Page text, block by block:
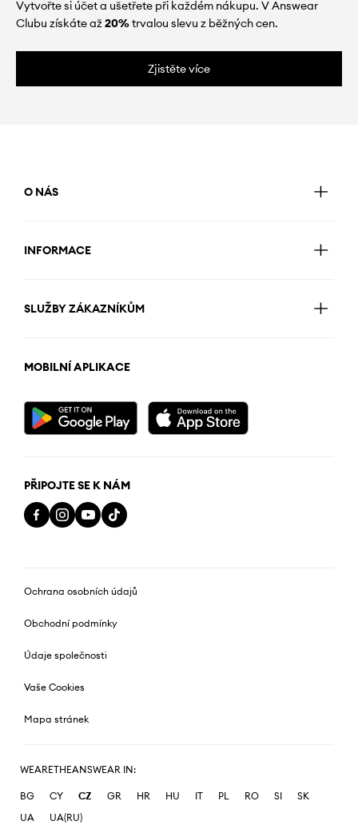
Vytvořte si účet a ušetřete při každém nákupu. V Answear
Clubu získáte až20%trvalou slevu z běžných cen.
Zjistěte více
O NÁS
INFORMACE
SLUŽBY ZÁKAZNÍKŮM
MOBILNÍ APLIKACE
PŘIPOJTE SE K NÁM
Ochrana osobních údajů
Obchodní podmínky
Údaje společnosti
Vaše Cookies
Mapa stránek
WEARETHEANSWEAR IN:
BG CY CZ GR HR HU IT PL RO SI
SK
UA
UA(RU)